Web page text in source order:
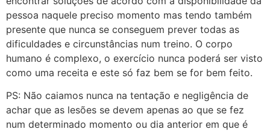
pessoa naquele preciso momento mas tendo também
presente que nunca se conseguem prever todas as
dificuldades e circunstâncias num treino. O corpo
humano é complexo, o exercício nunca poderá ser visto
como uma receita e este só faz bem se for bem feito.
PS: Não caiamos nunca na tentação e negligência de
achar que as lesões se devem apenas ao que se fez
num determinado momento ou dia anterior em que é